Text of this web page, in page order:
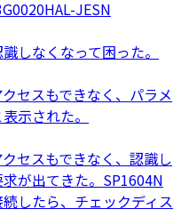
JESN
しなくなって困った。
セスもできなく、パラメ
示された。
セスもできなく、認識し
が出てきた。SP1604N
したら、チェックディス